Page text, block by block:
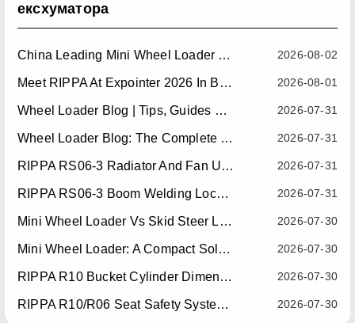
ексхуматора
2026-08-02
China Leading Mini Wheel Loader Supplier: Reliable Compact Wheel Loaders For Global Markets
2026-08-01
Meet RIPPA At Expointer 2026 In Brazil
2026-07-31
Wheel Loader Blog | Tips, Guides & Attachments
2026-07-31
Wheel Loader Blog: The Complete Guide To Wheel Loaders For Construction, Agriculture, And Material Handling
2026-07-31
RIPPA RS06-3 Radiator And Fan Upgrade — Effective July 10, 2026
2026-07-31
RIPPA RS06-3 Boom Welding Locating Bar Optimization — Effective July 15, 2026
2026-07-30
Mini Wheel Loader Vs Skid Steer Loader: Which Compact Machine Is Better For Your Business?
2026-07-30
Mini Wheel Loader: A Compact Solution For Efficient Material Handling
2026-07-30
RIPPA R10 Bucket Cylinder Dimension Optimization — Effective July 15, 2026
2026-07-30
RIPPA R10/R06 Seat Safety System Upgrade — Effective July 22, 2026